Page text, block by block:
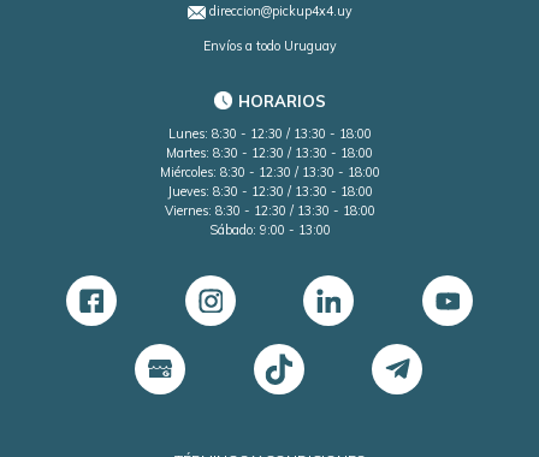
direccion@pickup4x4.uy
Envíos a todo Uruguay
HORARIOS
Lunes: 8:30 - 12:30 / 13:30 - 18:00
Martes: 8:30 - 12:30 / 13:30 - 18:00
Miércoles: 8:30 - 12:30 / 13:30 - 18:00
Jueves: 8:30 - 12:30 / 13:30 - 18:00
Viernes: 8:30 - 12:30 / 13:30 - 18:00
Sábado: 9:00 - 13:00